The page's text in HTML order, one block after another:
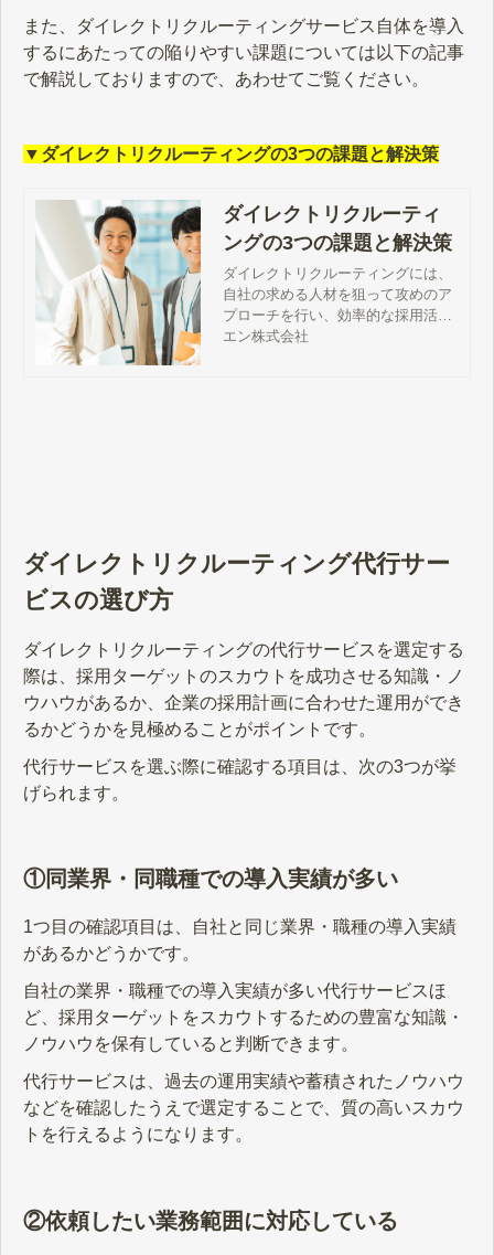
また、ダイレクトリクルーティングサービス自体を導入
するにあたっての陥りやすい課題については以下の記事
で解説しておりますので、あわせてご覧ください。
▼ダイレクトリクルーティングの3つの課題と解決策
ダイレクトリクルーティ
ングの3つの課題と解決策
ダイレクトリクルーティングには、
自社の求める人材を狙って攻めのア
プローチを行い、効率的な採用活動
ができるといった強みがあります。
エン株式会社
ダイレクトリクルーティング代行サー
ビスの選び方
ダイレクトリクルーティングの代行サービスを選定する
際は、採用ターゲットのスカウトを成功させる知識・ノ
ウハウがあるか、企業の採用計画に合わせた運用ができ
るかどうかを見極めることがポイントです。
代行サービスを選ぶ際に確認する項目は、次の3つが挙
げられます。
①同業界・同職種での導入実績が多い
1つ目の確認項目は、自社と同じ業界・職種の導入実績
があるかどうかです。
自社の業界・職種での導入実績が多い代行サービスほ
ど、採用ターゲットをスカウトするための豊富な知識・
ノウハウを保有していると判断できます。
代行サービスは、過去の運用実績や蓄積されたノウハウ
などを確認したうえで選定することで、質の高いスカウ
トを行えるようになります。
②依頼したい業務範囲に対応している